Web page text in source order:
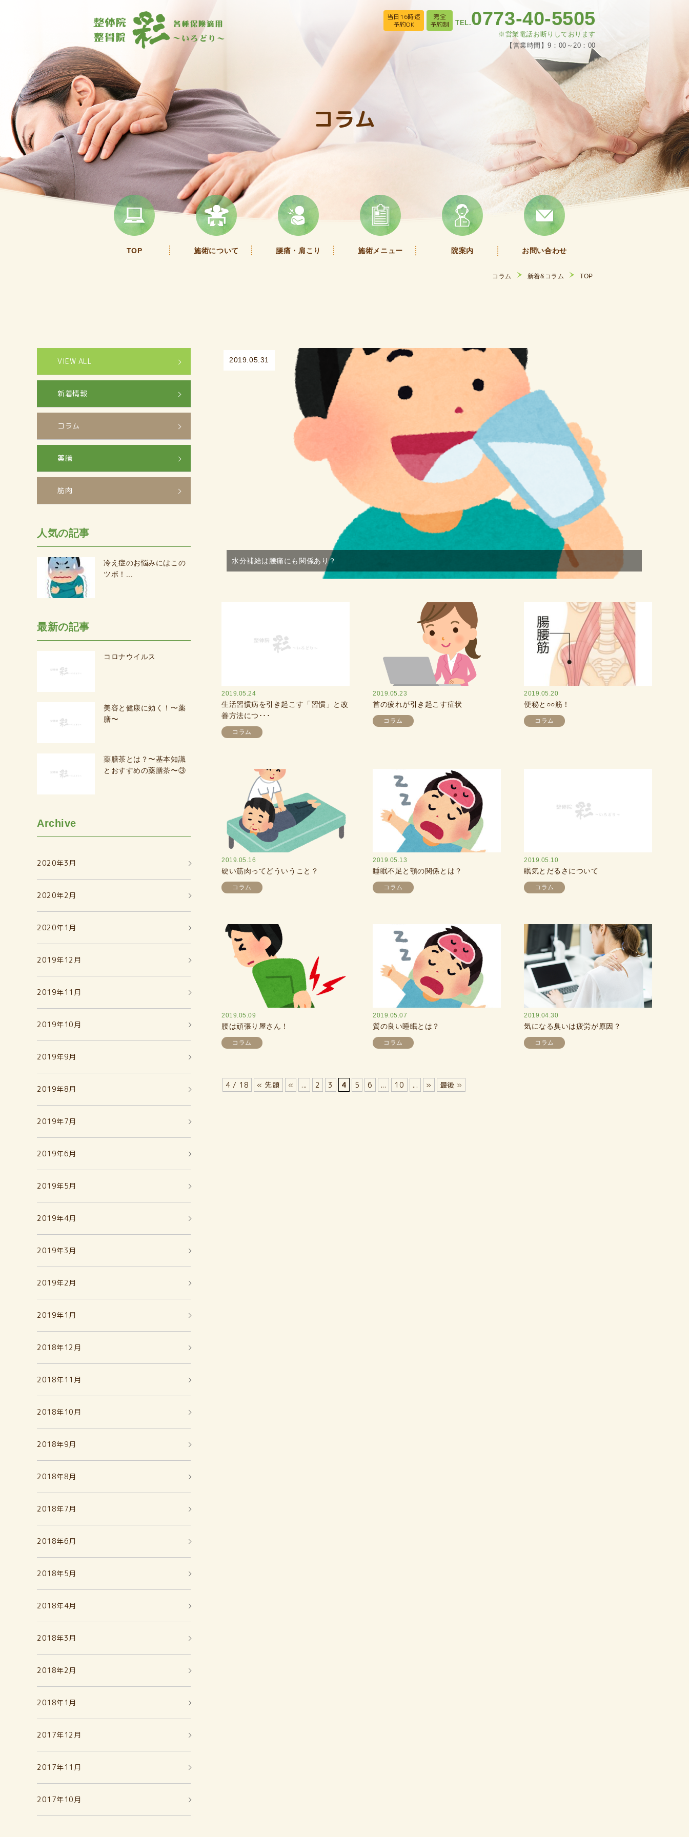
当日16時迄
予約OK
完全
予約制
TEL.0773-40-5505
※営業電話お断りしております
【営業時間】9：00～20：00
コラム
TOP 施術について 腰痛・肩こり 施術メニュー 院案内 お問い合わせ
TOP
新着&コラム
コラム
2019.05.31
水分補給は腰痛にも関係あり？
2019.05.24
生活習慣病を引き起こす「習慣」と改
善方法につ･･･
コラム
2019.05.23
首の疲れが引き起こす症状
コラム
2019.05.20
便秘と○○筋！
コラム
2019.05.16
硬い筋肉ってどういうこと？
コラム
2019.05.13
睡眠不足と顎の関係とは？
コラム
2019.05.10
眠気とだるさについて
コラム
2019.05.09
腰は頑張り屋さん！
コラム
2019.05.07
質の良い睡眠とは？
コラム
2019.04.30
気になる臭いは疲労が原因？
コラム
4 / 18 « 先頭 « ... 2 3 4 5 6 ... 10 ... » 最後 »
VIEW ALL
新着情報
コラム
薬膳
筋肉
人気の記事
冷え症のお悩みにはこの
ツボ！...
最新の記事
コロナウイルス
美容と健康に効く！〜薬
膳〜
薬膳茶とは？〜基本知識
とおすすめの薬膳茶〜③
Archive
2020年3月
2020年2月
2020年1月
2019年12月
2019年11月
2019年10月
2019年9月
2019年8月
2019年7月
2019年6月
2019年5月
2019年4月
2019年3月
2019年2月
2019年1月
2018年12月
2018年11月
2018年10月
2018年9月
2018年8月
2018年7月
2018年6月
2018年5月
2018年4月
2018年3月
2018年2月
2018年1月
2017年12月
2017年11月
2017年10月